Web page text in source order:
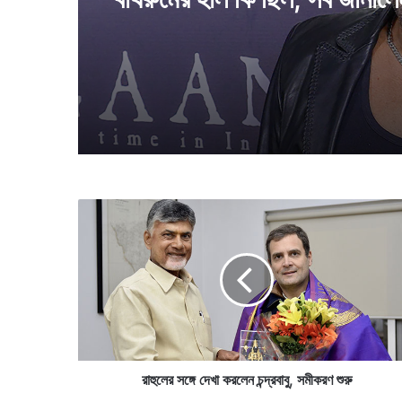
জেলে কি অবস্থায় থাকতে
বাথরুমের হাল কি ছিল, সব
খান
ক
রাহুলের সঙ্গে দেখা করলেন চন্দ্রবাবু, সমীকরণ শুরু